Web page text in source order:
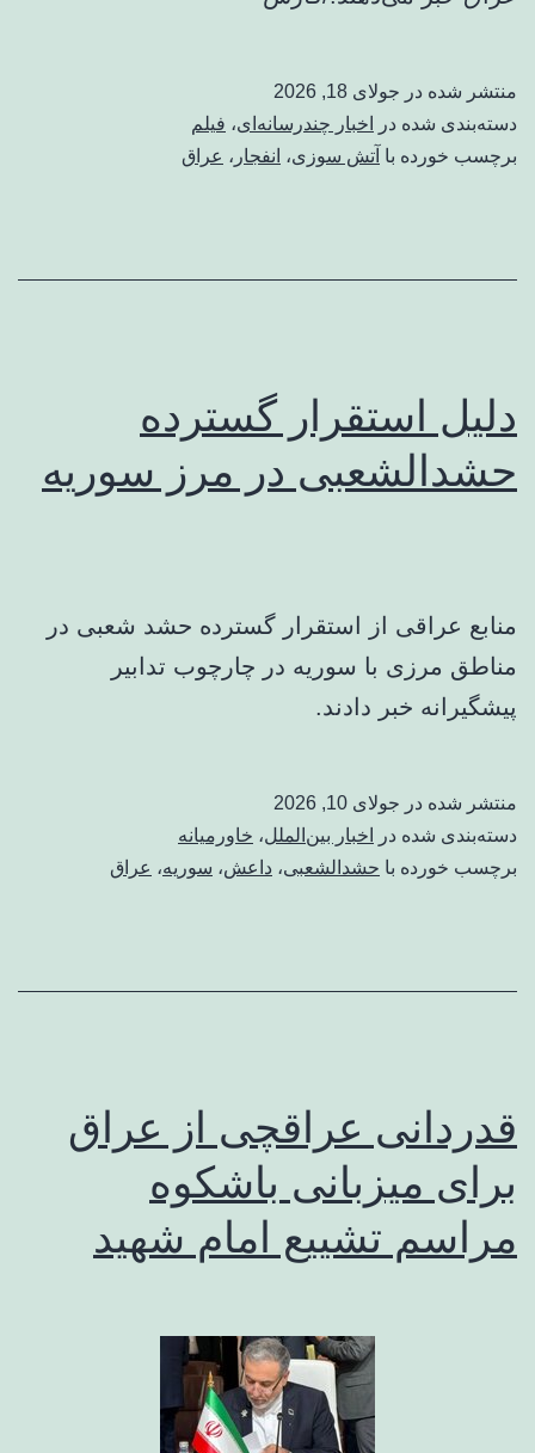
منتشر شده در جولای 18, 2026
دسته‌بندی شده در
اخبار چندرسانه‌ای، فیلم
برچسب خورده با آتش سوزی، انفجار ، عراق
دلیل استقرار گسترده
حشدالشعبی در مرز سوریه
منابع عراقی از استقرار گسترده حشد شعبی در
مناطق مرزی با سوریه در چارچوب تدابیر
پیشگیرانه خبر دادند.
منتشر شده در جولای 10, 2026
دسته‌بندی شده در
اخبار بین‌الملل، خاورمیانه
برچسب خورده با حشدالشعبی، داعش، سوریه، عراق
قدردانی عراقچی از عراق
برای میزبانی باشکوه
مراسم تشییع امام شهید